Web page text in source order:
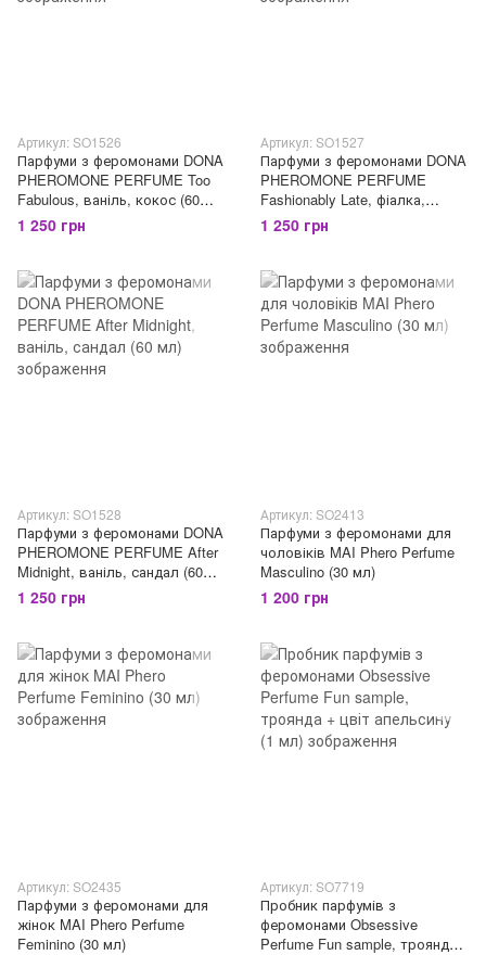
Артикул: SO1526
Парфуми з феромонами DONA
PHEROMONE PERFUME Too
Fabulous, ваніль, кокос (60
мл)
1 250 грн
Артикул: SO1527
Парфуми з феромонами DONA
PHEROMONE PERFUME
Fashionably Late, фіалка,
ваніль (60 мл)
1 250 грн
Артикул: SO1528
Парфуми з феромонами DONA
PHEROMONE PERFUME After
Midnight, ваніль, сандал (60
мл)
1 250 грн
Артикул: SO2413
Парфуми з феромонами для
чоловіків MAI Phero Perfume
Masculino (30 мл)
1 200 грн
Артикул: SO2435
Парфуми з феромонами для
жінок MAI Phero Perfume
Feminino (30 мл)
Артикул: SO7719
Пробник парфумів з
феромонами Obsessive
Perfume Fun sample, троянда